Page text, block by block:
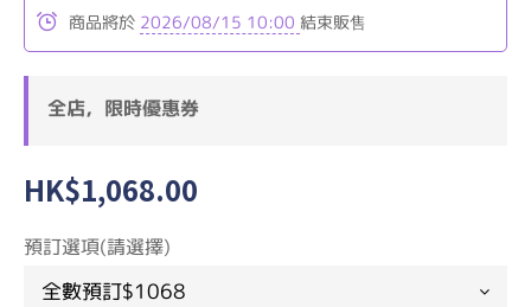
商品將於 2026/08/15 10:00 結束販售
全店，限時優惠券
HK$1,068.00
預訂選項(請選擇)